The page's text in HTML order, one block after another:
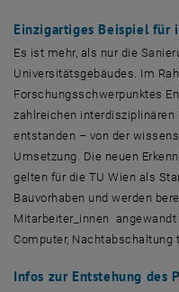
Einzigartiges Beispiel für
Es ist mehr, als nur die
Universitätsgebäudes. Im
Forschungsschwerpunktes
zahlreichen
entstanden – von der
Umsetzung. Die neuen
gelten für die TU Wien als
Bauvorhaben und werden
Mitarbeiter_innen
Computer, Nachtabschaltung
Infos zur Entstehung des